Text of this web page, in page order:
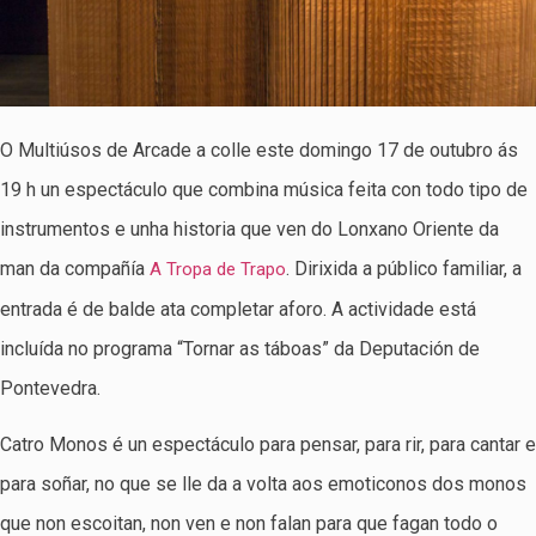
O Multiúsos de Arcade a colle este domingo 17 de outubro ás
19 h un espectáculo que combina música feita con todo tipo de
instrumentos e unha historia que ven do Lonxano Oriente da
man da compañía A Tropa de Trapo. Dirixida a público familiar, a
entrada é de balde ata completar aforo. A actividade está
incluída no programa “Tornar as táboas” da Deputación de
Pontevedra.
Catro Monos é un espectáculo para pensar, para rir, para cantar e
para soñar, no que se lle da a volta aos emoticonos dos monos
que non escoitan, non ven e non falan para que fagan todo o